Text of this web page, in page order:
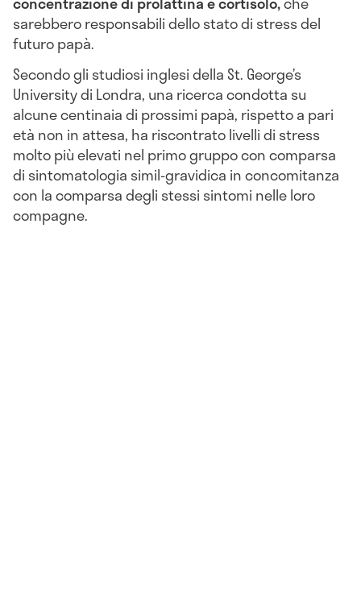
sarebbero responsabili dello stato di stress del
futuro papà.
Secondo gli studiosi inglesi della St. George’s
University di Londra, una ricerca condotta su
alcune centinaia di prossimi papà, rispetto a pari
età non in attesa, ha riscontrato livelli di stress
molto più elevati nel primo gruppo con comparsa
di sintomatologia simil-gravidica in concomitanza
con la comparsa degli stessi sintomi nelle loro
compagne.